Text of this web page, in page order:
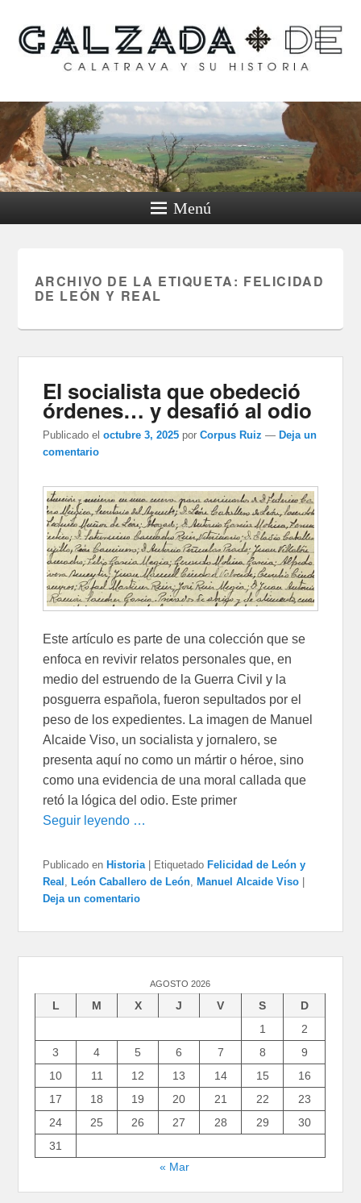
Calzada de Calatrava y
su historia
Menú
ARCHIVO DE LA ETIQUETA: FELICIDAD
DE LEÓN Y REAL
El socialista que obedeció
órdenes… y desafió al odio
Publicado el octubre 3, 2025 porCorpus Ruiz — Deja un
comentario
Este artículo es parte de una colección que se
enfoca en revivir relatos personales que, en
medio del estruendo de la Guerra Civil y la
posguerra española, fueron sepultados por el
peso de los expedientes. La imagen de Manuel
Alcaide Viso, un socialista y jornalero, se
presenta aquí no como un mártir o héroe, sino
como una evidencia de una moral callada que
retó la lógica del odio. Este primer
Seguir leyendo …
Publicado en Historia Etiquetado Felicidad de León y
Real
León Caballero de León Manuel Alcaide Viso
Deja un comentario
AGOSTO 2026
L M X J V S
D
1
2
3
4 5 6 7 8
9
10
11 12 13 14 15
16
17
18 19 20 21 22
23
24
25 26 27 28 29
30
31
« Mar